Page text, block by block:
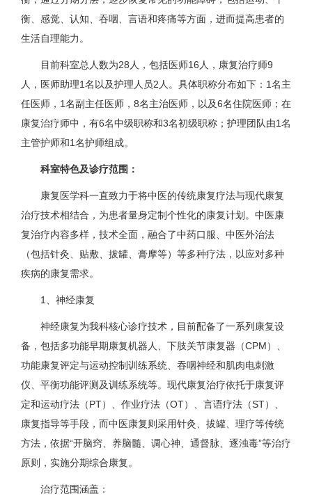
衡、感觉、认知、吞咽、言语和疼痛等方面，进而提高患者的
生活自理能力。
目前科室总人数为28人，包括医师16人，康复治疗师9
人，医师助理1名以及护理人员2人。具体职称分布如下：1名主
任医师，1名副主任医师，8名主治医师，以及6名住院医师；在
康复治疗师中，有6名中级职称和3名初级职称；护理团队由1名
主管护师和1名护师组成。
科室特色及诊疗范围：
康复医学科一直致力于将中医的传统康复疗法与现代康复
治疗技术相结合，为患者量身定制个性化的康复计划。中医康
复治疗内容多样，技术全面，融合了中药口服、中医外治法
（包括针灸、贴敷、拔罐、膏摩等）等多种疗法，以应对多种
疾病的康复需求。
1、神经康复
神经康复为我科核心诊疗技术，目前配备了一系列康复设
备，包括多功能早期康复机器人、下肢关节康复器（CPM）、
功能康复评定与运动控制训练系统、吞咽神经和肌肉电刺激
仪、平衡功能评测及训练系统等。现代康复治疗依托于康复评
定和运动疗法（PT）、作业疗法（OT）、言语疗法（ST）、
康复指导等手段，而中医康复则采用针灸、拔罐、理疗等传统
方法，依据“开脑窍、养脑髓、调心神、通督脉、逐浊毒”等治疗
原则，实施分期综合康复。
治疗范围涵盖：